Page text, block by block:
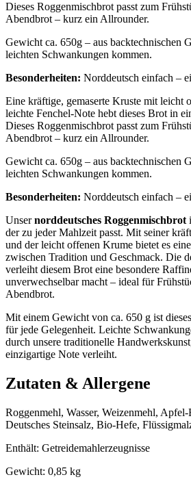
Dieses Roggenmischbrot passt zum
Abendbrot – kurz ein Allrounder.
Gewicht ca. 650g – aus backtechnischen
leichten Schwankungen kommen.
Besonderheiten: Norddeutsch einfach –
Eine kräftige, gemaserte Kruste mit leicht
leichte Fenchel-Note hebt dieses Brot in
Dieses Roggenmischbrot passt zum
Abendbrot – kurz ein Allrounder.
Gewicht ca. 650g – aus backtechnischen
leichten Schwankungen kommen.
Besonderheiten: Norddeutsch einfach –
Unsernorddeutsches Roggenmischbrot
der zu jeder Mahlzeit passt. Mit seiner
und der leicht offenen Krume bietet es
zwischen Tradition und Geschmack. Die
verleiht diesem Brot eine besondere
unverwechselbar macht – ideal für
Abendbrot.
Mit einem Gewicht von ca. 650 g ist
für jede Gelegenheit. Leichte
durch unsere traditionelle
einzigartige Note verleiht.
Zutaten & Allergene
Roggenmehl, Wasser, Weizenmehl,
Deutsches Steinsalz, Bio-Hefe,
Enthält: Getreidemahlerzeugnisse
Gewicht: 0,85 kg